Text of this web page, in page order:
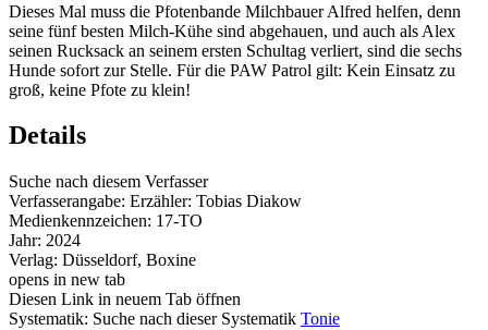
Dieses Mal muss die Pfotenbande Milchbauer Alfred helfen, denn
seine fünf besten Milch-Kühe sind abgehauen, und auch als Alex
seinen Rucksack an seinem ersten Schultag verliert, sind die sechs
Hunde sofort zur Stelle. Für die PAW Patrol gilt: Kein Einsatz zu
groß, keine Pfote zu klein!
Details
Suche nach diesem Verfasser
Verfasserangabe: Erzähler: Tobias Diakow
Medienkennzeichen: 17-TO
Jahr: 2024
Verlag: Düsseldorf, Boxine
opens in new tab
Diesen Link in neuem Tab öffnen
Systematik: Suche nach dieser Systematik Tonie